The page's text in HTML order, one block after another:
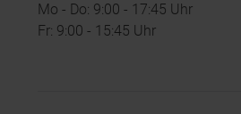
Mo - Do: 9:00 - 17:45 Uhr
Fr: 9:00 - 15:45 Uhr